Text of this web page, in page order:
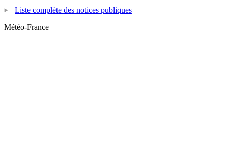
Liste complète des notices publiques
Météo-France